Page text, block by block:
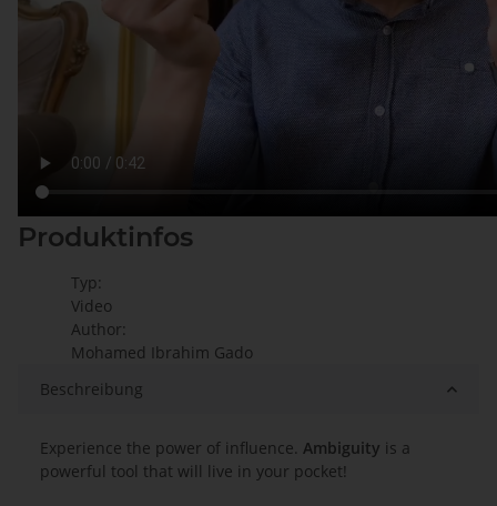
Produktinfos
Typ:
Video
Author:
Mohamed Ibrahim Gado
Beschreibung
Experience the power of influence. Ambiguity is a
powerful tool that will live in your pocket!